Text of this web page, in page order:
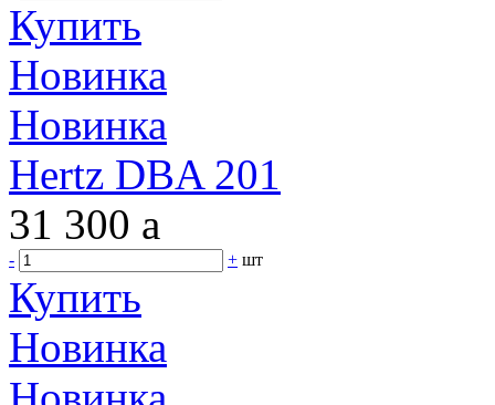
Купить
Новинка
Новинка
Hertz DBA 201
31 300 a
- + шт
Купить
Новинка